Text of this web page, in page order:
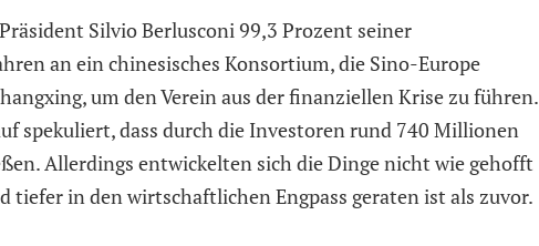
Silvio Berlusconi 99,3 Prozent seiner
an ein chinesisches Konsortium, die Sino-Europe
um den Verein aus der finanziellen Krise zu führen.
spekuliert, dass durch die Investoren rund 740 Millionen
Allerdings entwickelten sich die Dinge nicht wie gehofft
tiefer in den wirtschaftlichen Engpass geraten ist als zuvor.